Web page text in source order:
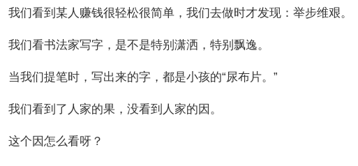
我们看到某人赚钱很轻松很简单，我们去做时才发现：举步维艰。
我们看书法家写字，是不是特别潇洒，特别飘逸。
当我们提笔时，写出来的字，都是小孩的“尿布片。”
我们看到了人家的果，没看到人家的因。
这个因怎么看呀？